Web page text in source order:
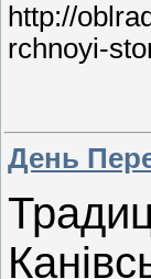
http://
rchnoyi-
День